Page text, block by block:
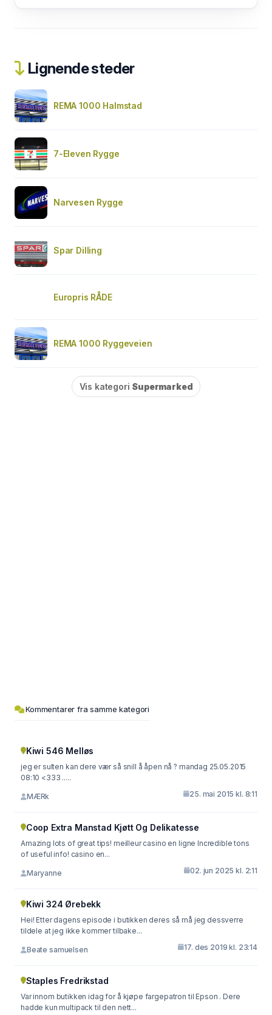
Lignende steder
REMA 1000 Halmstad
7-Eleven Rygge
Narvesen Rygge
Spar Dilling
Europris RÅDE
REMA 1000 Ryggeveien
Vis kategori Supermarked
Kommentarer fra samme kategori
Kiwi 546 Melløs
jeg er sulten kan dere vær så snill å åpen nå ? mandag 25.05.2015
08:10 <333 .....
MÆRk 25. mai 2015 kl. 8:11
Coop Extra Manstad Kjøtt Og Delikatesse
Amazing lots of great tips! meilleur casino en ligne Incredible tons
of useful info! casino en...
Maryanne 02. jun 2025 kl. 2:11
Kiwi 324 Ørebekk
Hei! Etter dagens episode i butikken deres så må jeg dessverre
tildele at jeg ikke kommer tilbake...
Beate samuelsen 17. des 2019 kl. 23:14
Staples Fredrikstad
Var innom butikken idag for å kjøpe fargepatron til Epson . Dere
hadde kun multipack til den nett...